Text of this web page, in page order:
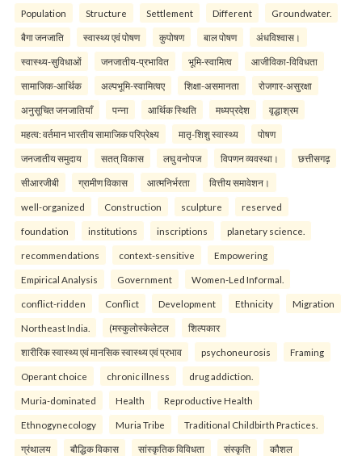
Population Structure Settlement Different Groundwater.
बैगा जनजाति स्वास्थ्य एवं पोषण कुपोषण बाल पोषण अंधविश्वास।
स्वास्थ्य-सुविधाओं जनजातीय-प्रभावित भूमि-स्वामित्व आजीविका-विविधता
सामाजिक-आर्थिक अल्पभूमि-स्वामित्वए शिक्षा-असमानता रोजगार-असुरक्षा
अनुसूचित जनजातियाँ पन्ना आर्थिक स्थिति मध्यप्रदेश वृद्धाश्रम
महत्व: वर्तमान भारतीय सामाजिक परिप्रेक्ष्य मातृ-शिशु स्वास्थ्य पोषण
जनजातीय समुदाय सतत् विकास लघु वनोपज विपणन व्यवस्था। छत्तीसगढ़
सीआरजीबी ग्रामीण विकास आत्मनिर्भरता वित्तीय समावेशन।
well-organized Construction sculpture reserved
foundation institutions inscriptions planetary science.
recommendations context-sensitive Empowering
Empirical Analysis Government Women-Led Informal.
conflict-ridden Conflict Development Ethnicity Migration
Northeast India. (मस्कुलोस्केलेटल शिल्पकार
शारीरिक स्वास्थ्य एवं मानसिक स्वास्थ्य एवं प्रभाव psychoneurosis Framing
Operant choice chronic illness drug addiction.
Muria-dominated Health Reproductive Health
Ethnogynecology Muria Tribe Traditional Childbirth Practices.
ग्रंथालय बौद्धिक विकास सांस्कृतिक विविधता संस्कृति कौशल